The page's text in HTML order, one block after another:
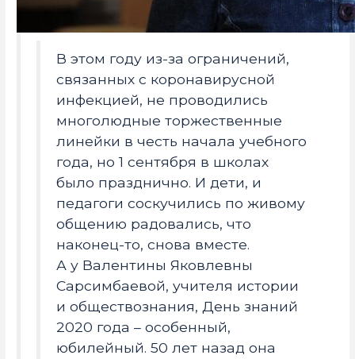
В этом году из-за ограничений,
связанных с коронавирусной
инфекцией, не проводились
многолюдные торжественные
линейки в честь начала учебного
года, но 1 сентября в школах
было празднично. И дети, и
педагоги соскучились по живому
общению радовались, что
наконец-то, снова вместе.
А у Валентины Яковлевны
Сарсимбаевой, учителя истории
и обществознания, День знаний
2020 года – особенный,
юбилейный. 50 лет назад она